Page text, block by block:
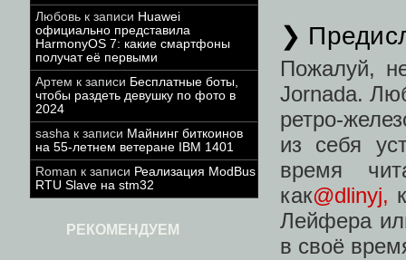
Любовь к записи Huawei
официально представила
HarmonyOS 7: какие смартфоны
получат её первыми
Артем к записи Бесплатные боты,
чтобы раздеть девушку по фото в
2024
sasha к записи Майнинг биткоинов
на 55-летнем ветеране IBM 1401
Roman к записи Реализация ModBus
RTU Slave на stm32
РЕКОМЕНДУЕМ
❯
Пожалуй,
Jornada.
ретро-
из себя
время
как@dlinyj,
Лейфера
в своё